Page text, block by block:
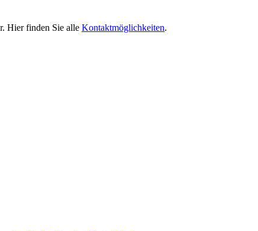
Hier finden Sie alle Kontaktmöglichkeiten.